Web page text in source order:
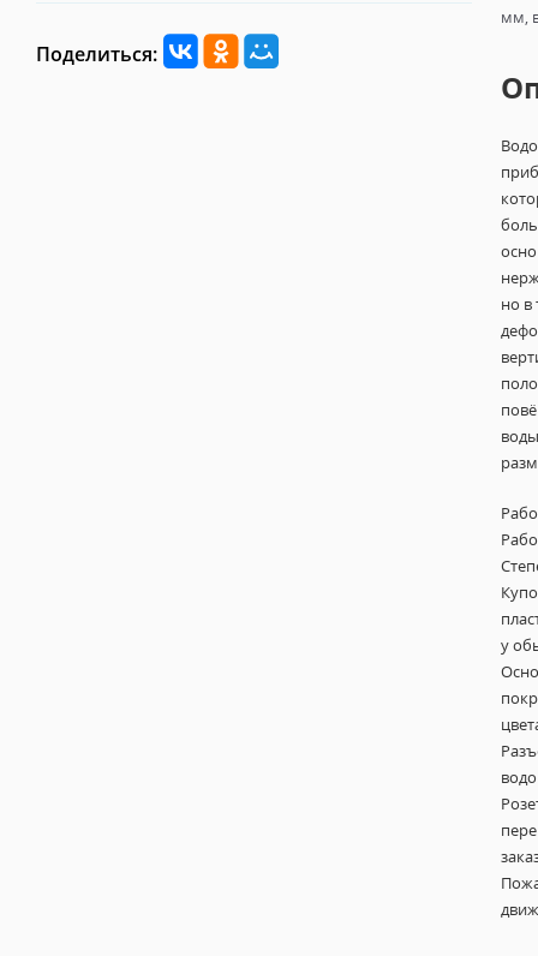
Поделиться:
мм,
но в
у